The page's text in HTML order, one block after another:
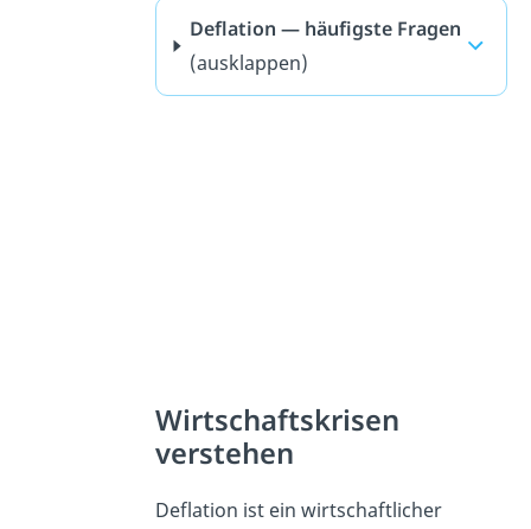
Deflation — häufigste Fragen
(ausklappen)
Wirtschaftskrisen
verstehen
Deflation ist ein wirtschaftlicher